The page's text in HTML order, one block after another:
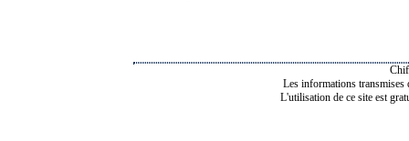
Les informations transmises
L'utilisation de ce site est